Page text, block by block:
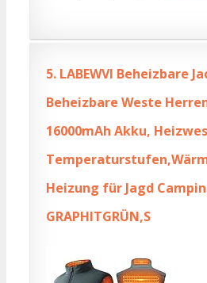
5. LABEWVI Beheizbare
Beheizbare Weste
16000mAh Akku,
Heizung für Jagd
GRAPHITGRÜN,S